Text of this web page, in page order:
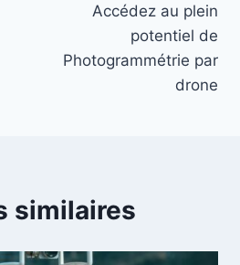
Accédez au plein
potentiel de
Photogrammétrie par
drone
similaires